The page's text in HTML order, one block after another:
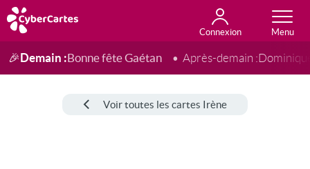
Connexion
Anniversaire
Fête du jour
Amour
Amitié
Merci
Toutes les cartes
🎉Demain :Bonne fête Gaétan Après-demain :
Voir toutes les cartes Irène